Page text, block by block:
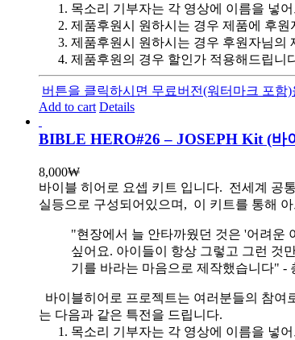
목소리 기부자는 각 영상에 이름을 넣
제품후원시 원하시는 경우 제품에 후
제품후원시 원하시는 경우 후원자님의
제품후원의 경우 할인가 적용해드립니
버튼을 클릭하시면 무료버전(워터마크 포함
Add to cart Details
BIBLE HERO#26 – JOSEPH Kit (바
8,000₩
바이블 히어로 요셉 키트 입니다. 전세계 공
실등으로 구성되어있으며, 이 키트를 통해
"현장에서 늘 안타까웠던 것은 '어려운
싶어요. 아이들이 항상 그렇고 그런 것
기를 바라는 마음으로 제작했습니다" -
바이블히어로 프로젝트는 여러분들의 참여
는 다음과 같은 특전을 드립니다.
목소리 기부자는 각 영상에 이름을 넣